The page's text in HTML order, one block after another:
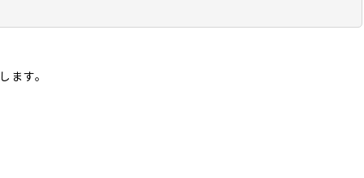
ます。